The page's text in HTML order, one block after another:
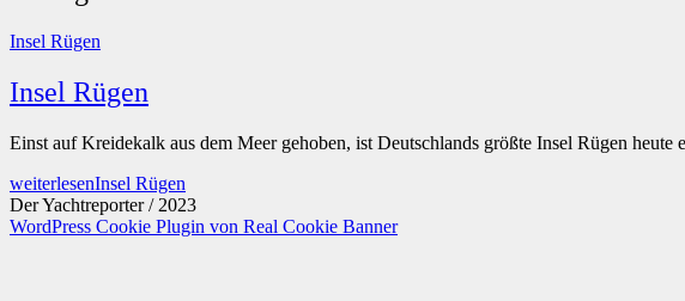
Insel Rügen
Insel Rügen
Einst auf Kreidekalk aus dem Meer gehoben, ist Deutschlands größte Insel Rügen
weiterlesenInsel Rügen
Der Yachtreporter / 2023
WordPress Cookie Plugin von Real Cookie Banner